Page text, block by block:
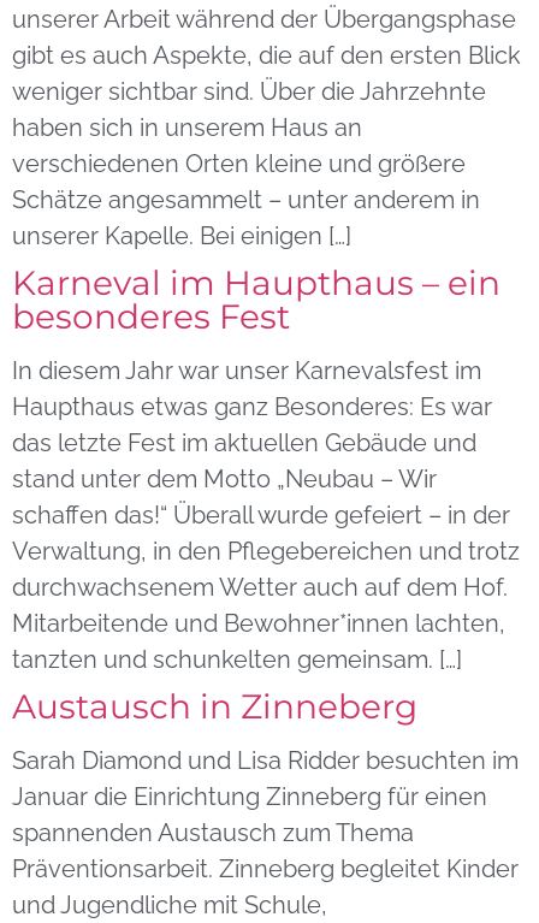
unserer Arbeit während der Übergangsphase
gibt es auch Aspekte, die auf den ersten Blick
weniger sichtbar sind. Über die Jahrzehnte
haben sich in unserem Haus an
verschiedenen Orten kleine und größere
Schätze angesammelt – unter anderem in
unserer Kapelle. Bei einigen […]
Karneval im Haupthaus – ein
besonderes Fest
In diesem Jahr war unser Karnevalsfest im
Haupthaus etwas ganz Besonderes: Es war
das letzte Fest im aktuellen Gebäude und
stand unter dem Motto „Neubau – Wir
schaffen das!“ Überall wurde gefeiert – in der
Verwaltung, in den Pflegebereichen und trotz
durchwachsenem Wetter auch auf dem Hof.
Mitarbeitende und Bewohner*innen lachten,
tanzten und schunkelten gemeinsam. […]
Austausch in Zinneberg
Sarah Diamond und Lisa Ridder besuchten im
Januar die Einrichtung Zinneberg für einen
spannenden Austausch zum Thema
Präventionsarbeit. Zinneberg begleitet Kinder
und Jugendliche mit Schule,